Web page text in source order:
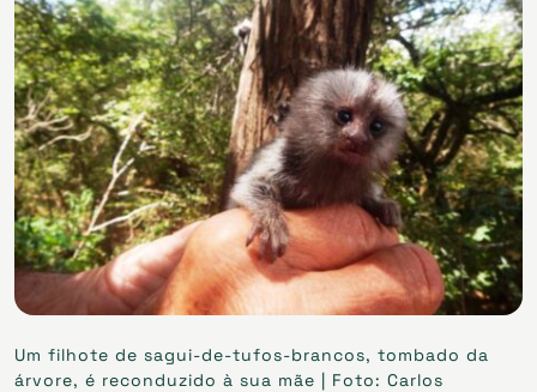
Um filhote de sagui-de-tufos-brancos, tombado da
árvore, é reconduzido à sua mãe | Foto: Carlos